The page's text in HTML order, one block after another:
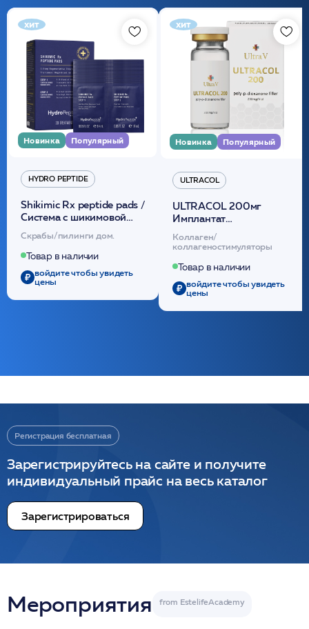
хит
Новинка Популярный
HYDRO PEPTIDE
Shikimic Rx peptide pads /
Cистема с шикимовой
кислотой обновляющая
(30шт) /HP
Скрабы/пилинги дом.
Товар в наличии
войдите чтобы увидеть
цены
хит
Новинка Популярный
ULTRACOL
ULTRACOL 200мг
Имплантат
внутридермальный,
стерильный на основе
полидиоксанона
/ULTRACOL
Коллаген/
коллагеностимуляторы
Товар в наличии
войдите чтобы увидеть
цены
Регистрация бесплатная
Зарегистрируйтесь на сайте и получите
индивидуальный прайс на весь каталог
Зарегистрироваться
Мероприятия